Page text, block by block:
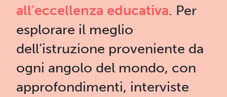
all’eccellenza educativa. Per
esplorare il meglio
dell’istruzione proveniente da
ogni angolo del mondo, con
approfondimenti, interviste